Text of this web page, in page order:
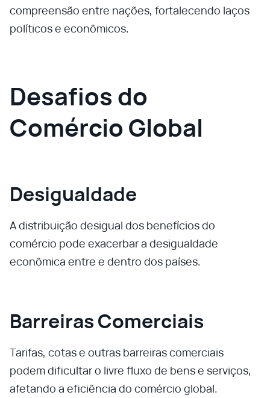
compreensão entre nações, fortalecendo laços
políticos e econômicos.
Desafios do
Comércio Global
Desigualdade
A distribuição desigual dos benefícios do
comércio pode exacerbar a desigualdade
econômica entre e dentro dos países.
Barreiras Comerciais
Tarifas, cotas e outras barreiras comerciais
podem dificultar o livre fluxo de bens e serviços,
afetando a eficiência do comércio global.